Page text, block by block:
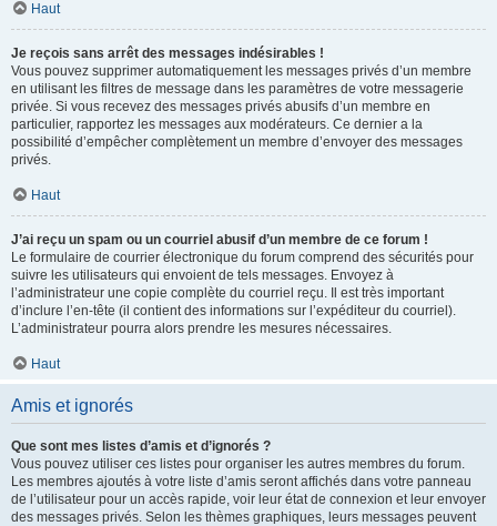
Haut
Je reçois sans arrêt des messages indésirables !
Vous pouvez supprimer automatiquement les messages privés d’un membre
en utilisant les filtres de message dans les paramètres de votre messagerie
privée. Si vous recevez des messages privés abusifs d’un membre en
particulier, rapportez les messages aux modérateurs. Ce dernier a la
possibilité d’empêcher complètement un membre d’envoyer des messages
privés.
Haut
J’ai reçu un spam ou un courriel abusif d’un membre de ce forum !
Le formulaire de courrier électronique du forum comprend des sécurités pour
suivre les utilisateurs qui envoient de tels messages. Envoyez à
l’administrateur une copie complète du courriel reçu. Il est très important
d’inclure l’en-tête (il contient des informations sur l’expéditeur du courriel).
L’administrateur pourra alors prendre les mesures nécessaires.
Haut
Amis et ignorés
Que sont mes listes d’amis et d’ignorés ?
Vous pouvez utiliser ces listes pour organiser les autres membres du forum.
Les membres ajoutés à votre liste d’amis seront affichés dans votre panneau
de l’utilisateur pour un accès rapide, voir leur état de connexion et leur envoyer
des messages privés. Selon les thèmes graphiques, leurs messages peuvent